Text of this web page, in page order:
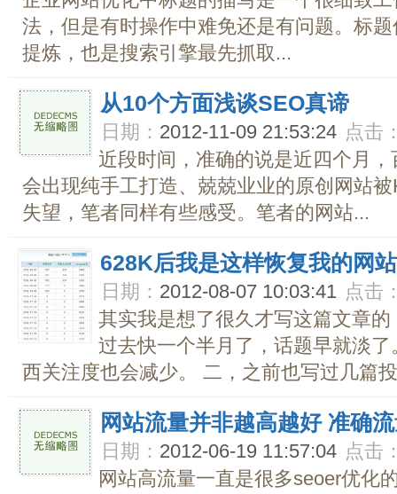
法，但是有时操作中难免还是有问题。标
提炼，也是搜索引擎最先抓取...
从10个方面浅谈SEO真谛
日期： 2012-11-09 21:53:24 点击
近段时间，准确的说是近四个月
会出现纯手工打造、兢兢业业的原创网站
失望，笔者同样有些感受。笔者的网站...
628K后我是这样恢复我的网
日期： 2012-08-07 10:03:41 点击
其实我是想了很久才写这篇文章
过去快一个半月了，话题早就淡
西关注度也会减少。 二，之前也写过几篇
网站流量并非越高越好 准确
日期： 2012-06-19 11:57:04 点击
网站高流量一直是很多seoer优化